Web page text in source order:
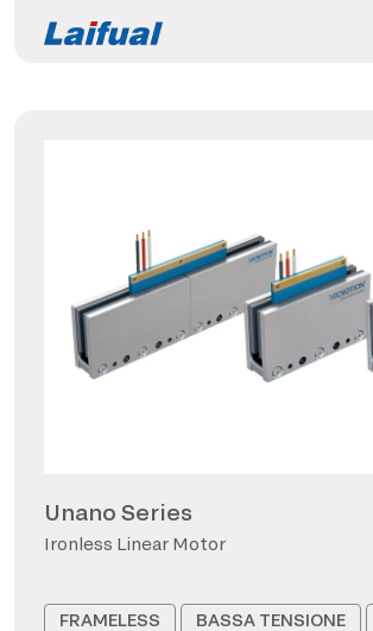
Unano Series
Ironless Linear Motor
FRAMELESS BASSA TENSIONE